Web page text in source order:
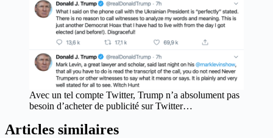
Avec un tel compte Twitter, Trump n’a absolument pas
besoin d’acheter de publicité sur Twitter…
Articles similaires